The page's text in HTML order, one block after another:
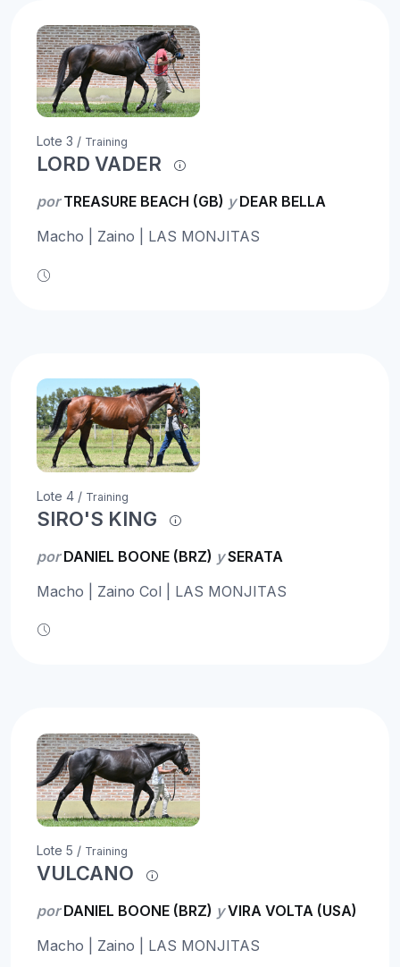
Lote 3 / Training
LORD VADER
porTREASURE BEACH (GB) yDEAR BELLA
Macho | Zaino | LAS MONJITAS
Lote 4 / Training
SIRO'S KING
porDANIEL BOONE (BRZ) ySERATA
Macho | Zaino Col | LAS MONJITAS
Lote 5 / Training
VULCANO
porDANIEL BOONE (BRZ) yVIRA VOLTA (USA)
Macho | Zaino | LAS MONJITAS